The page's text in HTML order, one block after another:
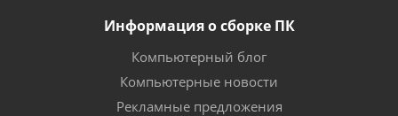
Информация о сборке ПК
Компьютерный блог
Компьютерные новости
Рекламные предложения